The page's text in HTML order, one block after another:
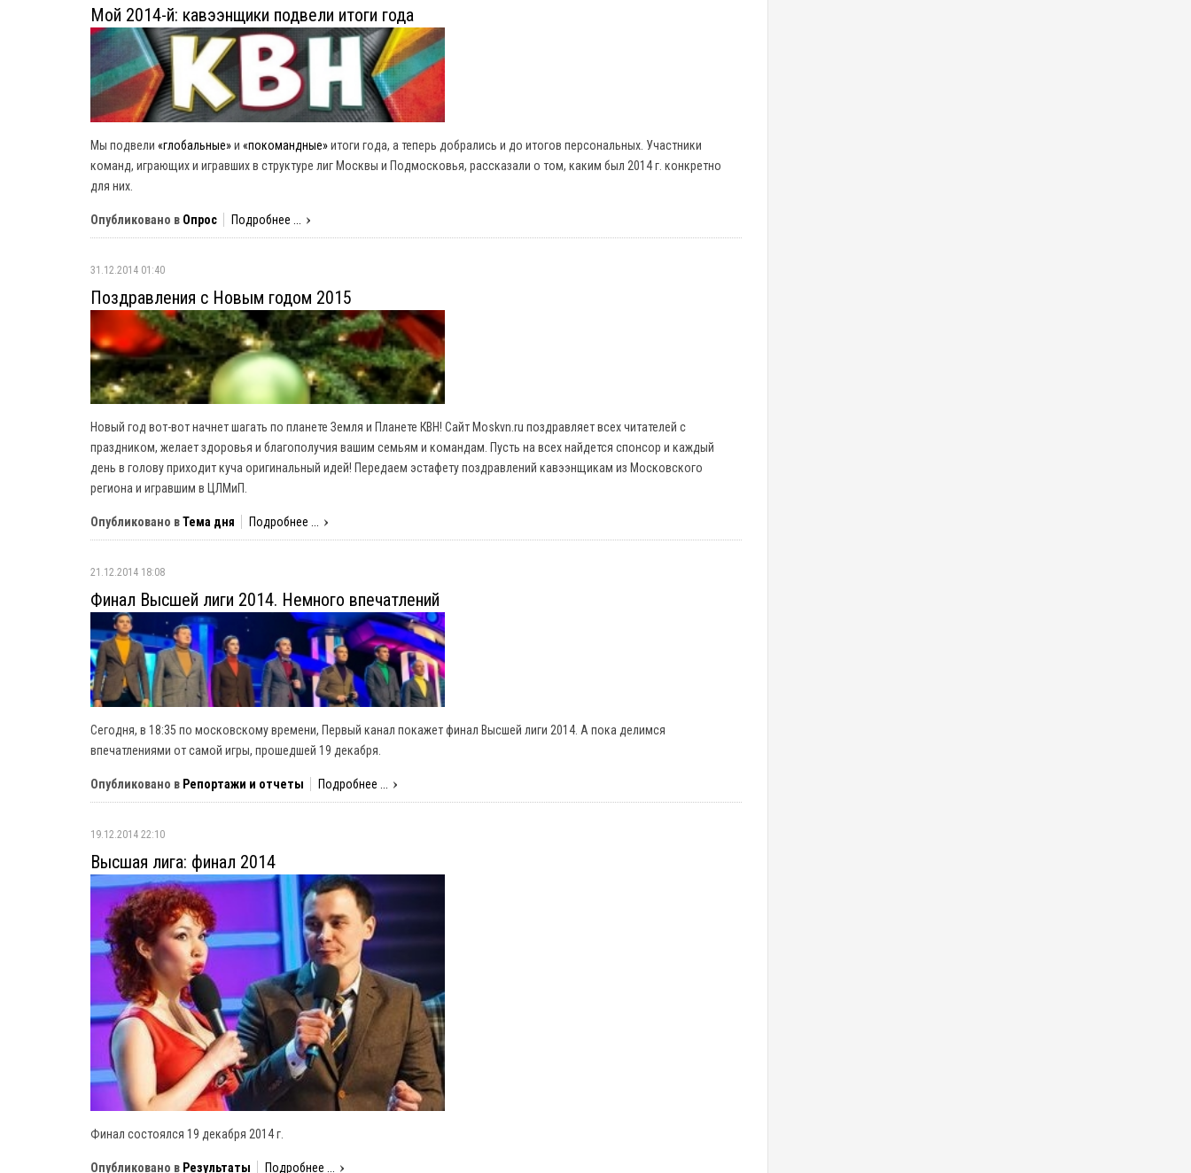
Мой 2014-й: кавээнщики подвели итоги года
Мы подвели «глобальные»и «покомандные»итоги года, а теперь добрались и до итогов персональных. Участники
команд, играющих и игравших в структуре лиг Москвы и Подмосковья, рассказали о том, каким был 2014 г. конкретно
для них.
Опубликовано в Опрос Подробнее ...
31.12.2014 01:40
Поздравления с Новым годом 2015
Новый год вот-вот начнет шагать по планете Земля и Планете КВН! Сайт Moskvn.ru поздравляет всех читателей с
праздником, желает здоровья и благополучия вашим семьям и командам. Пусть на всех найдется спонсор и каждый
день в голову приходит куча оригинальный идей! Передаем эстафету поздравлений кавээнщикам из Московского
региона и игравшим в ЦЛМиП.
Опубликовано вТема дня Подробнее ...
21.12.2014 18:08
Финал Высшей лиги 2014. Немного впечатлений
Сегодня, в 18:35 по московскому времени, Первый канал покажет финал Высшей лиги 2014. А пока делимся
впечатлениями от самой игры, прошедшей 19 декабря.
Опубликовано в Репортажи и отчеты Подробнее ...
19.12.2014 22:10
Высшая лига: финал 2014
Финал состоялся 19 декабря 2014 г.
Опубликовано в Результаты Подробнее ...